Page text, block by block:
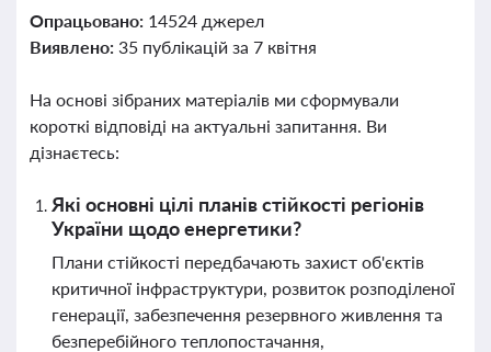
Опрацьовано: 14524 джерел
Виявлено: 35 публікацій за 7 квітня
На основі зібраних матеріалів ми сформували
короткі відповіді на актуальні запитання. Ви
дізнаєтесь:
Які основні цілі планів стійкості регіонів
України щодо енергетики?
Плани стійкості передбачають захист об'єктів
критичної інфраструктури, розвиток розподіленої
генерації, забезпечення резервного живлення та
безперебійного теплопостачання,